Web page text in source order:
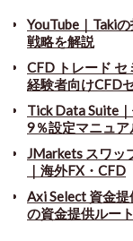
YouTube｜Taki
戦略を解説
CFD トレード セ
経験者向けCFD
Tick Data Suite ｜
9％設定マニュア
JMarkets スワッ
｜海外FX・CFD
Axi Select 資金
の資金提供ルート